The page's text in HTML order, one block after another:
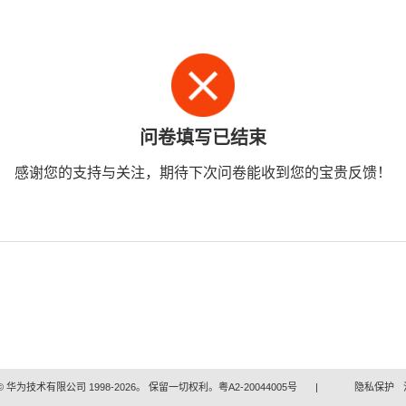
问卷填写已结束
感谢您的支持与关注，期待下次问卷能收到您的宝贵反馈！
华为技术有限公司 1998-2026。 保留一切权利。粤A2-20044005号 | 隐私保护